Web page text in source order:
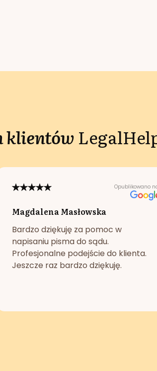
klientów
Opublikowano
Magdalena Masłowska
Bardzo dziękuję za pomoc w
napisaniu pisma do sądu.
Profesjonalne podejście do klienta.
Jeszcze raz bardzo dziękuję.